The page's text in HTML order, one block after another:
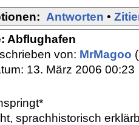
Antworten •
Abflughafen
von: MrMagoo
13. März 2006 00:23
sprachhistorisch